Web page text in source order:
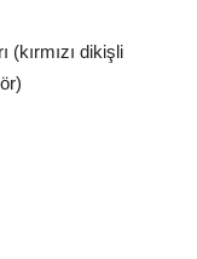
(kırmızı dikişli